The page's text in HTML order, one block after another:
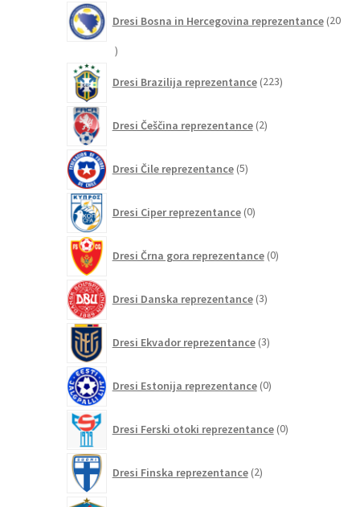
Dresi Bosna in Hercegovina reprezentance 20
20
Dresi Brazilija reprezentance 223izdelkov
Dresi Češčina reprezentance 2izdelka
Dresi Čile reprezentance 5izdelkov
Dresi Ciper reprezentance 0izdelkov
Dresi Črna gora reprezentance 0izdelkov
Dresi Danska reprezentance 3izdelki
Dresi Ekvador reprezentance 3izdelki
Dresi Estonija reprezentance 0izdelkov
Dresi Ferski otoki reprezentance 0izdelkov
Dresi Finska reprezentance 2izdelka